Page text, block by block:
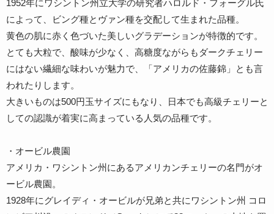
1952年にワシントン州立大学の研究者ハロルド・フォーグル氏
によって、ビング種とヴァン種を交配して生まれた品種。
黄色の肌に赤く色づいた美しいグラデーションが特徴的です。
とても大粒で、酸味が少なく、高糖度ながらもダークチェリー
にはない繊細な味わいが魅力で、「アメリカの佐藤錦」とも言
われたりします。
大きいものは500円玉サイズにもなり、日本でも高級チェリーと
しての認識が着実に高まっている人気の品種です。
・オービル農園
アメリカ・ワシントン州にあるアメリカンチェリーの名門がオ
ービル農園。
1928年にグレイディ・オービルが兄弟と共にワシントン州 コロ